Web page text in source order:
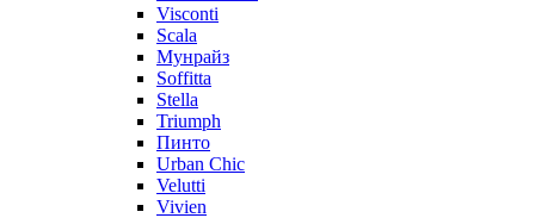
Visconti
Scala
Мунрайз
Soffitta
Stella
Triumph
Пинто
Urban Chic
Velutti
Vivien